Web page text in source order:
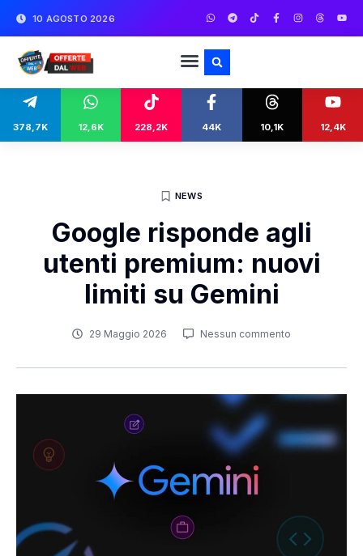
10 AGOSTO 2026
378,7K 12,6K 228,2K 44K 10,1K 12,4K
NEWS
Google risponde agli
utenti premium: nuovi
limiti su Gemini
29 Maggio 2026 Nessun commento